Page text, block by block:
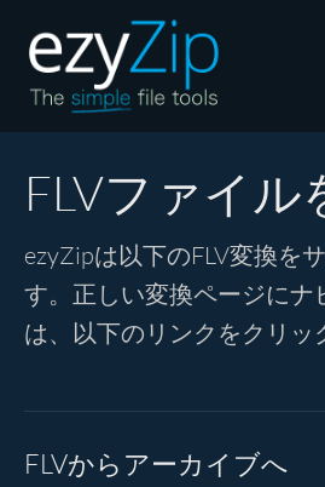
変換する
FLVファイル
ezyZipは以下のFLV変換を
す。正しい変換ページにナ
は、以下のリンクをクリッ
FLVからアーカイブへ